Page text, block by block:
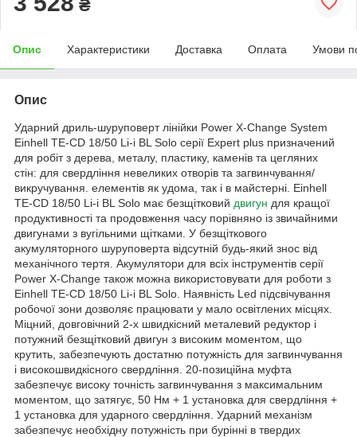
₴
Опис Характеристики Доставка Оплата Умови
Опис
Ударний дриль-шуруповерт лінійки Power X-Change System
Einhell TE-CD 18/50 Li-i BL Solo серії Expert plus призначений
для робіт з дерева, металу, пластику, каменів та цегляних
стін: для свердління невеликих отворів та загвинчування/
викручування. елементів як удома, так і в майстерні. Einhell
TE-CD 18/50 Li-i BL Solo має безщітковий двигун для кращої
продуктивності та продовження часу порівняно із звичайними
двигунами з вугільними щітками. У безщіткового
акумуляторного шуруповерта відсутній будь-який знос від
механічного тертя. Акумулятори для всіх інструментів серії
Power X-Change також можна використовувати для роботи з
Einhell TE-CD 18/50 Li-i BL Solo. Наявність Led підсвічування
робочої зони дозволяє працювати у мало освітлених місцях.
Міцний, довговічний 2-х швидкісний металевий редуктор і
потужний безщітковий двигун з високим моментом, що
крутить, забезпечують достатню потужність для загвинчування
і високошвидкісного свердління. 20-позиційна муфта
забезпечує високу точність загвинчування з максимальним
моментом, що затягує, 50 Нм + 1 установка для свердління +
1 установка для ударного свердління. Ударний механізм
забезпечує необхідну потужність при бурінні в твердих